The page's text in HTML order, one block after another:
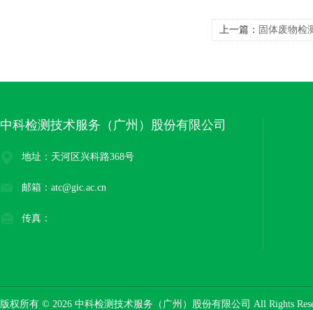
上一篇： 固体废物检
中科检测技术服务（广州）股份有限公司
地址：天河区兴科路368号
邮箱：atc@gic.ac.cn
传真：
版权所有 © 2026 中科检测技术服务（广州）股份有限公司 All Rights